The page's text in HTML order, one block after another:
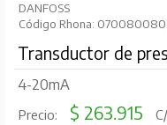
DANFOSS
Código Rhona: 070080080
Transductor de
4-20mA
Precio: $ 263.915